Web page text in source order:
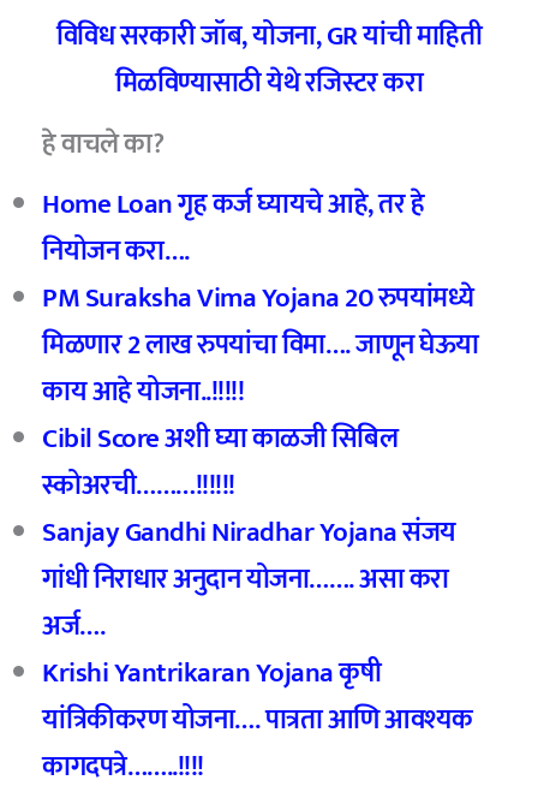
विविध सरकारी जॉब,योजना, GRयांची माहिती
मिळविण्यासाठी येथे रजिस्टर करा
हे वाचले का?
Home Loan गृह कर्ज घ्यायचे आहे, तर हे
नियोजन करा….
PM Suraksha Vima Yojana 20 रुपयांमध्ये
मिळणार 2 लाख रुपयांचा विमा…. जाणून घेऊया
काय आहे योजना..!!!!!
Cibil Score अशी घ्या काळजी सिबिल
स्कोअरची………!!!!!!
Sanjay Gandhi Niradhar Yojana संजय
गांधी निराधार अनुदान योजना……. असा करा
अर्ज….
Krishi Yantrikaran Yojana कृषी
यांत्रिकीकरण योजना…. पात्रता आणि आवश्यक
कागदपत्रे……..!!!!